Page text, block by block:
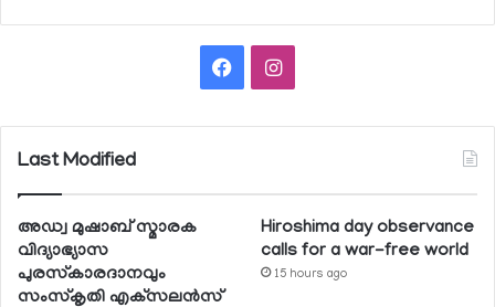
FacebookInstagram
Last Modified
അഡ്വ മുഷാബ് സ്മാരക
വിദ്യാഭ്യാസ
പുരസ്‌കാരദാനവും
സംസ്‌കൃതി എക്‌സലന്‍സ്
Hiroshima day observance
calls for a war-free world
15 hours ago